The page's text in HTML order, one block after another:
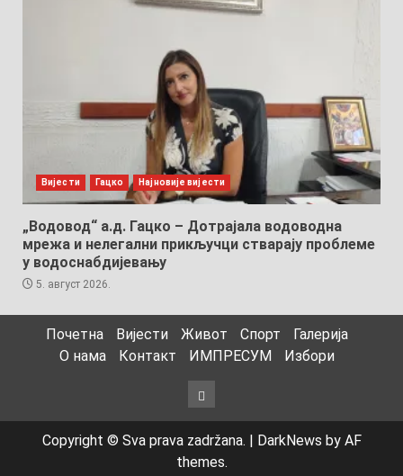
Вијести Гацко Најновије вијести
„Водовод“ а.д. Гацко – Дотрајала водоводна
мрежа и нелегални прикључци стварају проблеме
у водоснабдијевању
5. август 2026.
Почетна Вијести Живот Спорт
Галерија
О нама
Контакт ИМПРЕСУМ Избори
Избори
Copyright © Sva prava zadržana. | DarkNews by AF
themes.